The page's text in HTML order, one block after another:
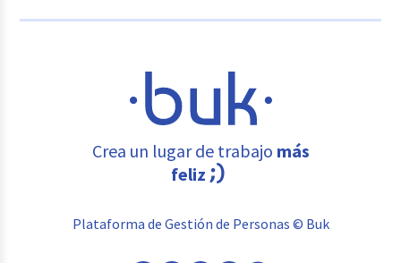
Crea un lugar de trabajo más
feliz
Plataforma de Gestión de Personas © Buk